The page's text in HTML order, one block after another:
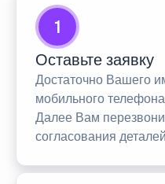
1
Оставьте заявку
Достаточно Вашего
мобильного
Далее Вам
согласования